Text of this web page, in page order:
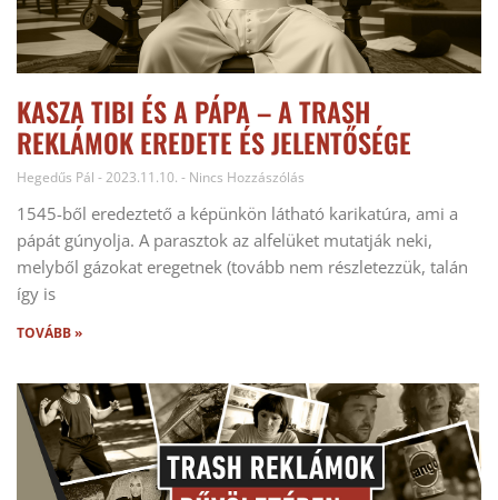
KASZA TIBI ÉS A PÁPA – A TRASH
REKLÁMOK EREDETE ÉS JELENTŐSÉGE
Hegedűs Pál 2023.11.10. Nincs Hozzászólás
1545-ből eredeztető a képünkön látható karikatúra, ami a
pápát gúnyolja. A parasztok az alfelüket mutatják neki,
melyből gázokat eregetnek (tovább nem részletezzük, talán
így is
TOVÁBB »